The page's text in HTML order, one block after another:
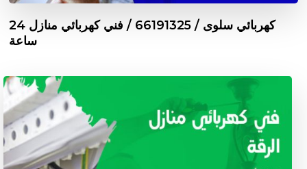
كهربائي سلوى / 66191325 / فني كهربائي منازل 24
ساعة